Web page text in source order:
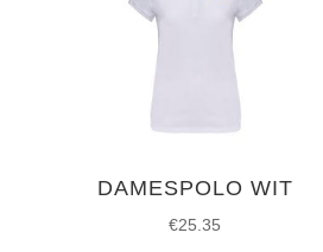
DAMESPOLO WIT
€25.35